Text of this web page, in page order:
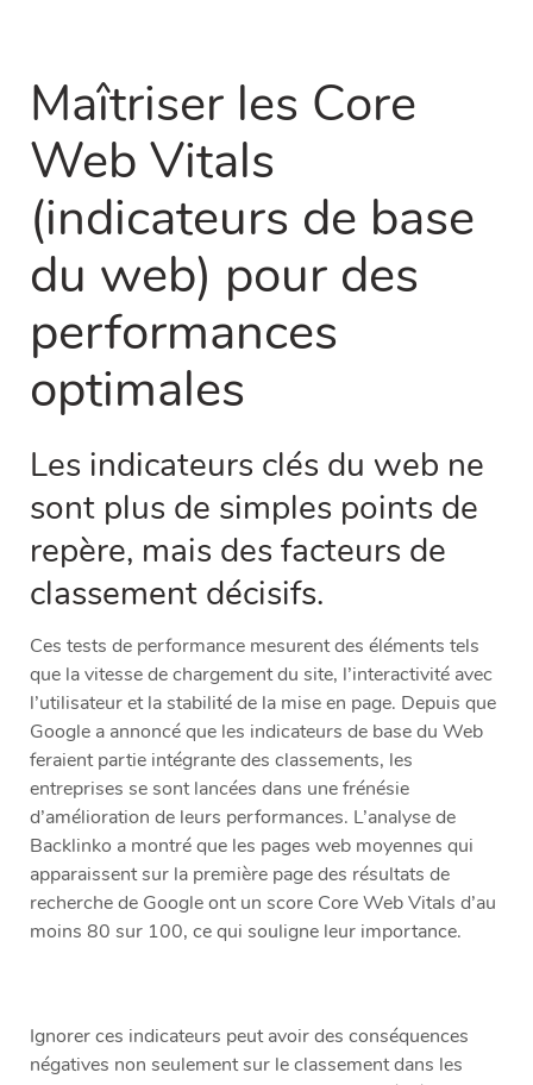
Maîtriser les Core
Web Vitals
(indicateurs de base
du web) pour des
performances
optimales
Les indicateurs clés du web ne
sont plus de simples points de
repère, mais des facteurs de
classement décisifs.
Ces tests de performance mesurent des éléments tels
que la vitesse de chargement du site, l’interactivité avec
l’utilisateur et la stabilité de la mise en page. Depuis que
Google a annoncé que les indicateurs de base du Web
feraient partie intégrante des classements, les
entreprises se sont lancées dans une frénésie
d’amélioration de leurs performances. L’analyse de
Backlinko a montré que les pages web moyennes qui
apparaissent sur la première page des résultats de
recherche de Google ont un score Core Web Vitals d’au
moins 80 sur 100, ce qui souligne leur importance.
Ignorer ces indicateurs peut avoir des conséquences
négatives non seulement sur le classement dans les